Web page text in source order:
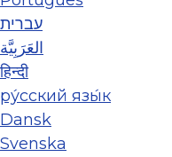
עברית
العَرَبِيَّة
हिन्दी
ру́сский язы́к
Dansk
Svenska